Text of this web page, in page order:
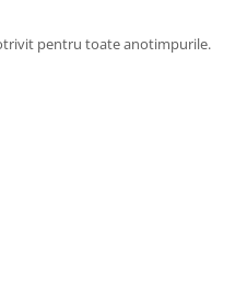
pentru toate anotimpurile.